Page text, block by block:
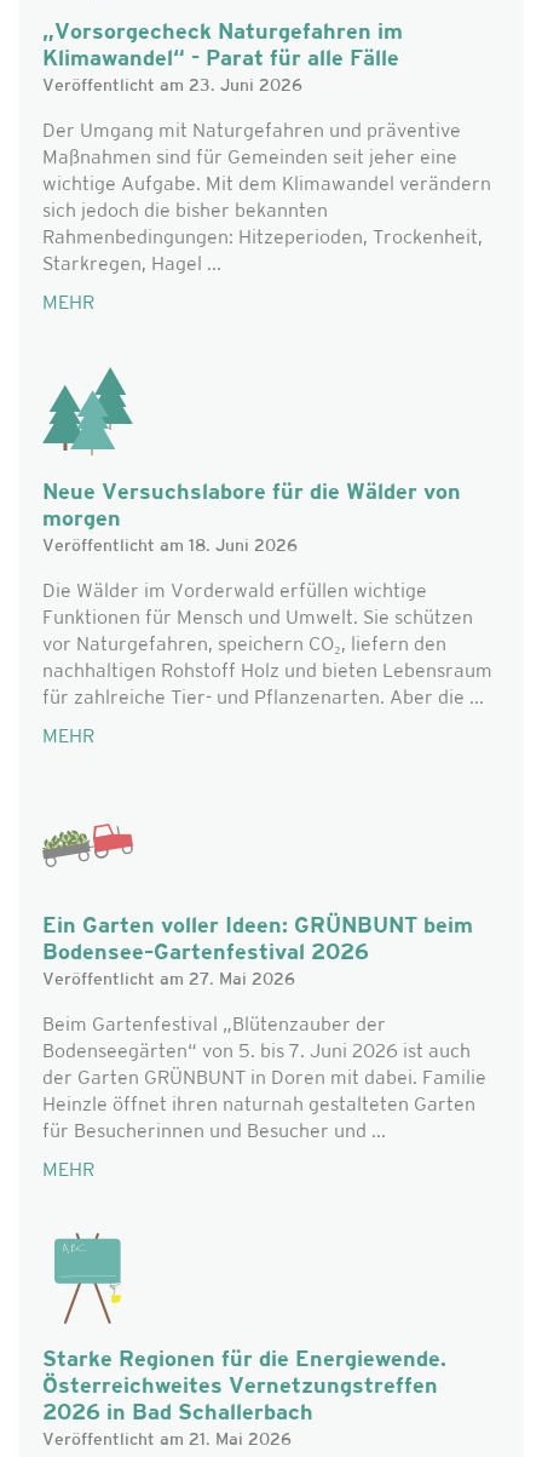
„Vorsorgecheck Naturgefahren im
Klimawandel“ - Parat für alle Fälle
Veröffentlicht am 23. Juni 2026
Der Umgang mit Naturgefahren und präventive
Maßnahmen sind für Gemeinden seit jeher eine
wichtige Aufgabe. Mit dem Klimawandel verändern
sich jedoch die bisher bekannten
Rahmenbedingungen: Hitzeperioden, Trockenheit,
Starkregen, Hagel ...
MEHR
Neue Versuchslabore für die Wälder von
morgen
Veröffentlicht am 18. Juni 2026
Die Wälder im Vorderwald erfüllen wichtige
Funktionen für Mensch und Umwelt. Sie schützen
vor Naturgefahren, speichern CO₂, liefern den
nachhaltigen Rohstoff Holz und bieten Lebensraum
für zahlreiche Tier- und Pflanzenarten. Aber die ...
MEHR
Ein Garten voller Ideen: GRÜNBUNT beim
Bodensee–Gartenfestival 2026
Veröffentlicht am 27. Mai 2026
Beim Gartenfestival „Blütenzauber der
Bodenseegärten“ von 5. bis 7. Juni 2026 ist auch
der Garten GRÜNBUNT in Doren mit dabei. Familie
Heinzle öffnet ihren naturnah gestalteten Garten
für Besucherinnen und Besucher und ...
MEHR
Starke Regionen für die Energiewende.
Österreichweites Vernetzungstreffen
2026 in Bad Schallerbach
Veröffentlicht am 21. Mai 2026